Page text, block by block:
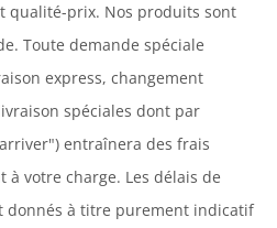
qualité-prix. Nos produits sont
Toute demande spéciale
express, changement
spéciales dont par
entraînera des frais
votre charge. Les délais de
donnés à titre purement indicatif